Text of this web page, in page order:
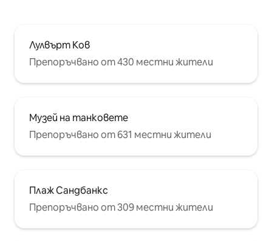
Лулвърт Ков
Препоръчвано от 430 местни жители
Музей на танковете
Препоръчвано от 631 местни жители
Плаж Сандбанкс
Препоръчвано от 309 местни жители